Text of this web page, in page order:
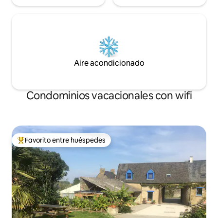
Aire acondicionado
Condominios vacacionales con wifi
Favorito entre huéspedes preferido
Favorito entre huéspedes